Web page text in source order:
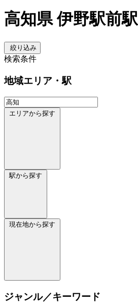
高知県 伊野駅前
絞り込み
検索条件
地域エリア・駅
エリアから探す
駅から探す
現在地から探す
ジャンル／キーワード